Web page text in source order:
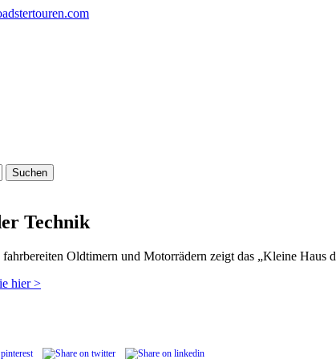
Technik
Oldtimern und Motorrädern zeigt das „Kleine
hier >